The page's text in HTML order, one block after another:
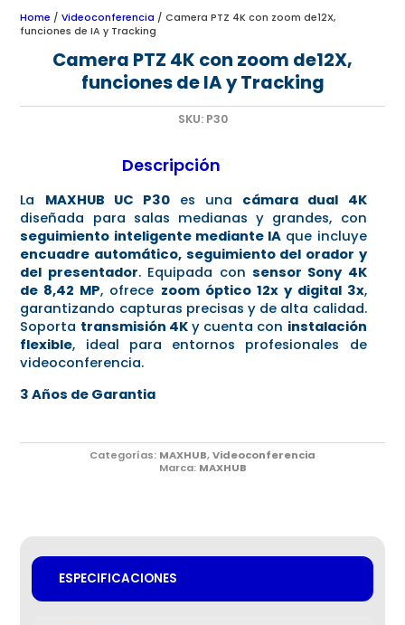
Home /Videoconferencia / Camera PTZ 4K con zoom de12X,
funciones de IA y Tracking
Camera PTZ 4K con zoom de12X,
funciones de IA y Tracking
SKU: P30
Descripción
La MAXHUB UC P30es una cámara dual 4K
diseñada para salas medianas y grandes, con
seguimiento inteligente mediante IA que incluye
encuadre automático, seguimiento del orador y
del presentador. Equipada con sensor Sony 4K
de 8,42 MP, ofrece zoom óptico 12x y digital 3x,
garantizando capturas precisas y de alta calidad.
Soporta transmisión 4Ky cuenta con instalación
flexible, ideal para entornos profesionales de
videoconferencia.
3 Años de Garantia
Categorías: MAXHUB,Videoconferencia
Marca: MAXHUB
ESPECIFICACIONES